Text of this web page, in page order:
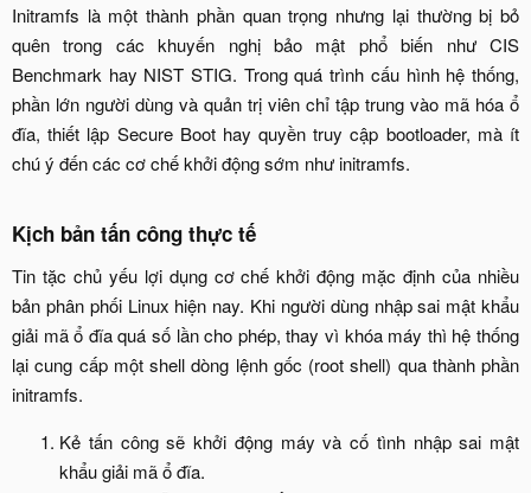
Initramfs là một thành phần quan trọng nhưng lại thường bị bỏ
quên trong các khuyến nghị bảo mật phổ biến như CIS
Benchmark hay NIST STIG. Trong quá trình cấu hình hệ thống,
phần lớn người dùng và quản trị viên chỉ tập trung vào mã hóa ổ
đĩa, thiết lập Secure Boot hay quyền truy cập bootloader, mà ít
chú ý đến các cơ chế khởi động sớm như initramfs.
Kịch bản tấn công thực tế​
Tin tặc chủ yếu lợi dụng cơ chế khởi động mặc định của nhiều
bản phân phối Linux hiện nay. Khi người dùng nhập sai mật khẩu
giải mã ổ đĩa quá số lần cho phép, thay vì khóa máy thì hệ thống
lại cung cấp một shell dòng lệnh gốc (root shell) qua thành phần
initramfs.​
Kẻ tấn công sẽ khởi động máy và cố tình nhập sai mật
khẩu giải mã ổ đĩa.​